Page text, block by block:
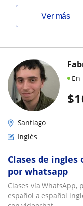
ver más
$
En
Santiago
Inglés
Clases de
por whatsapp
Clases vía WhatsApp,
español a español